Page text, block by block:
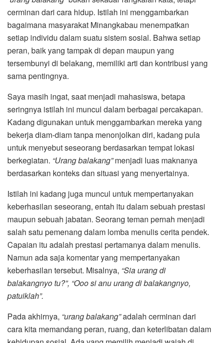
cerminan dari cara hidup. Istilah ini menggambarkan
bagaimana masyarakat Minangkabau menempatkan
setiap individu dalam suatu sistem sosial. Bahwa setiap
peran, baik yang tampak di depan maupun yang
tersembunyi di belakang, memiliki arti dan kontribusi yang
sama pentingnya.
Saya masih ingat, saat menjadi mahasiswa, betapa
seringnya istilah ini muncul dalam berbagai percakapan.
Kadang digunakan untuk menggambarkan mereka yang
bekerja diam-diam tanpa menonjolkan diri, kadang pula
untuk menyebut seseorang berdasarkan tempat lokasi
berkegiatan. “Urang balakang”menjadi luas maknanya
berdasarkan konteks dan situasi yang menyertainya.
Istilah ini kadang juga muncul untuk mempertanyakan
keberhasilan seseorang, entah itu dalam sebuah prestasi
maupun sebuah jabatan. Seorang teman pernah menjadi
salah satu pemenang dalam lomba menulis cerita pendek.
Capaian itu adalah prestasi pertamanya dalam menulis.
Namun ada saja komentar yang mempertanyakan
keberhasilan tersebut. Misalnya, “Sia urang di
balakangnyo tu?”, “Ooo si anu urang di balakangnyo,
patuiklah”.
Pada akhirnya, “urang balakang”adalah cerminan dari
cara kita memandang peran, ruang, dan keterlibatan dalam